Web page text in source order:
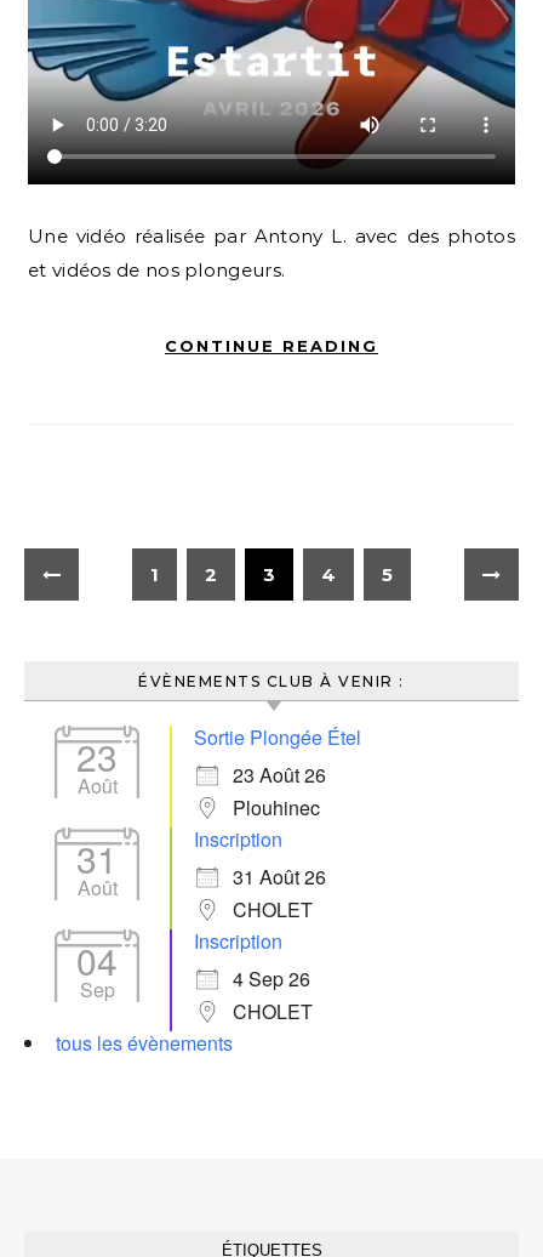
Une vidéo réalisée par Antony L. avec des photos
et vidéos de nos plongeurs.
CONTINUE READING
1 2 3 4 5
ÉVÈNEMENTS CLUB À VENIR :
23
Août
Sortie Plongée Étel
23 Août 26
Plouhinec
31
Août
Inscription
31 Août 26
CHOLET
04
Sep
Inscription
4 Sep 26
CHOLET
tous les évènements
ÉTIQUETTES